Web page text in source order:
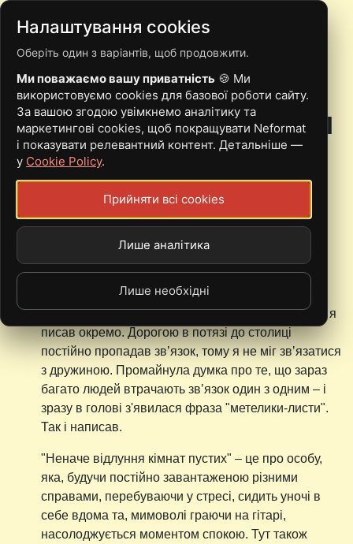
ПРО ТЕ, ЩО БОЛИТЬ:
МІНІАЛЬБОМ "РОЗПАЧ І
ДОКОРИ" ВІД ГУРТУ BURI
28 Червень, 2024 - 09:20
Рой Дарина
3 червня скрімо-гуртуBURIвипустив свій другий EP
Розпач і докори". Його музиканти називають своїм
найщирішим релізом.
"Ми дійсно пройнялися, роблячи музику, а тексти я
писав окремо. Дорогою в потязі до столиці
постійно пропадав звʼязок, тому я не міг звʼязатися
з дружиною. Промайнула думка про те, що зараз
багато людей втрачають звʼязок один з одним – і
зразу в голові з'явилася фраза "метелики-листи".
Так і написав.
"Неначе відлуння кімнат пустих" – це про особу,
яка, будучи постійно завантаженою різними
справами, перебуваючи у стресі, сидить уночі в
себе вдома та, мимоволі граючи на гітарі,
насолоджується моментом спокою. Тут також
Налаштування cookies
Оберіть один з варіантів, щоб продовжити.
Ми поважаємо вашу приватність 🍪 Ми
використовуємо cookies для базової роботи сайту.
За вашою згодою увімкнемо аналітику та
маркетингові cookies, щоб покращувати Neformat
і показувати релевантний контент. Детальніше —
у Cookie Policy.
Прийняти всі cookies
Лише аналітика
Лише необхідні